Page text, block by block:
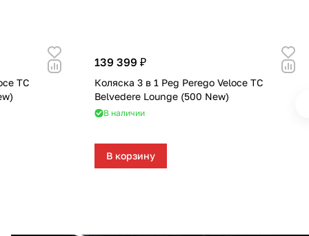
TC
139 399 ₽
Коляска 3 в 1 Peg Perego Veloce TC
Belvedere Lounge (500 New)
В наличии
В корзину